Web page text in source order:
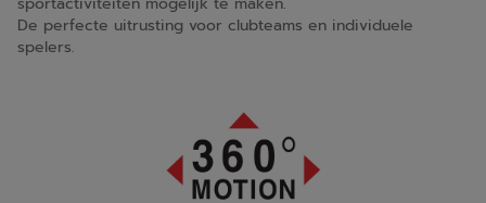
De perfecte uitrusting voor clubteams en individuele
spelers.